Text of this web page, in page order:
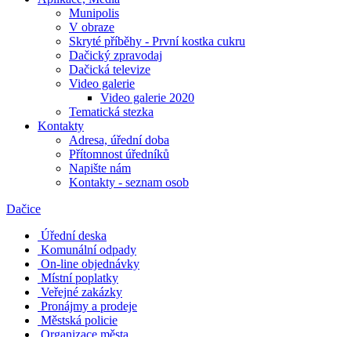
Munipolis
V obraze
Skryté příběhy - První kostka cukru
Dačický zpravodaj
Dačická televize
Video galerie
Video galerie 2020
Tematická stezka
Kontakty
Adresa, úřední doba
Přítomnost úředníků
Napište nám
Kontakty - seznam osob
Dačice
Úřední deska
Komunální odpady
On-line objednávky
Místní poplatky
Veřejné zakázky
Pronájmy a prodeje
Městská policie
Organizace města